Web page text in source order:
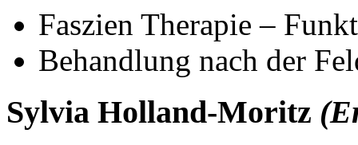
Faszien Therapie –
Behandlung nach der
Sylvia Holland-Moritz